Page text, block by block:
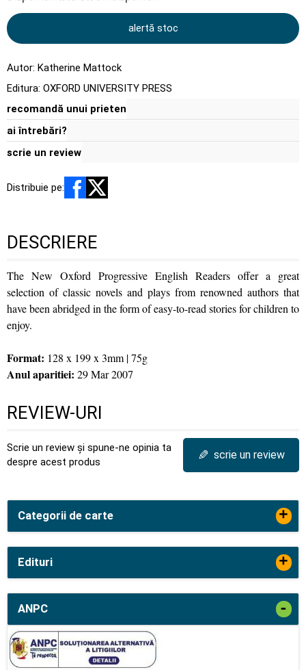
Categorii de carte +
Edituri +
ANPC -
alertă stoc
Autor: Katherine Mattock
Editura: OXFORD UNIVERSITY PRESS
recomandă unui prieten
ai întrebări?
scrie un review
Distribuie pe:
DESCRIERE
The New Oxford Progressive English Readers offer a great
selection of classic novels and plays from renowned authors that
have been abridged in the form of easy-to-read stories for children to
enjoy.
Format: 128 x 199 x 3mm | 75g
Anul aparitiei: 29 Mar 2007
REVIEW-URI
Scrie un review și spune-ne opinia ta
despre acest produs
✎ scrie un review